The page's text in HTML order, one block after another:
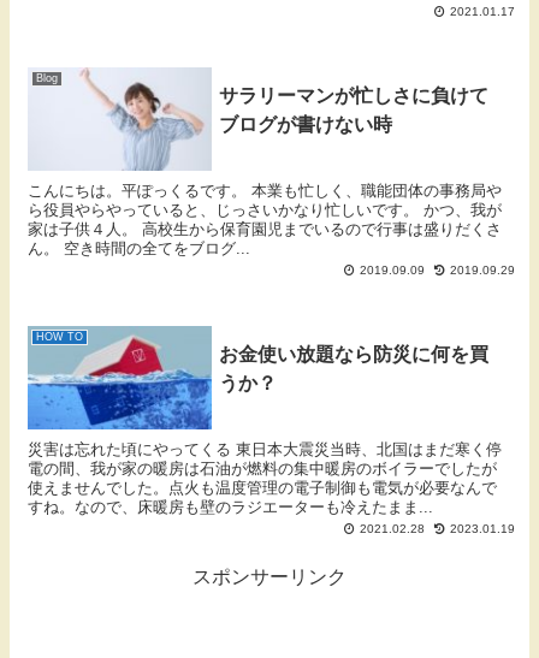
2021.01.17
Blog
サラリーマンが忙しさに負けて
ブログが書けない時
こんにちは。平ぽっくるです。 本業も忙しく、職能団体の事務局や
ら役員やらやっていると、じっさいかなり忙しいです。 かつ、我が
家は子供４人。 高校生から保育園児までいるので行事は盛りだくさ
ん。 空き時間の全てをブログ...
2019.09.09 2019.09.29
HOW TO
お金使い放題なら防災に何を買
うか？
災害は忘れた頃にやってくる 東日本大震災当時、北国はまだ寒く停
電の間、我が家の暖房は石油が燃料の集中暖房のボイラーでしたが
使えませんでした。点火も温度管理の電子制御も電気が必要なんで
すね。なので、床暖房も壁のラジエーターも冷えたまま...
2021.02.28 2023.01.19
スポンサーリンク